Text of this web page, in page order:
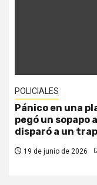
POLICIALES
Pánico en una
pegó un sopapo
disparó a un
19 de junio de 2026